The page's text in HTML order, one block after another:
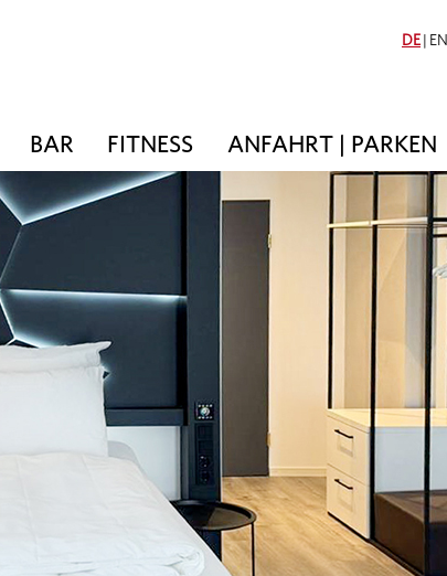
DE EN
BAR FITNESS ANFAHRT | PARKEN